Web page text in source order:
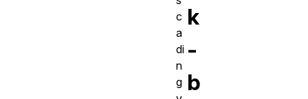
k
-
b
c
a
di
n
g